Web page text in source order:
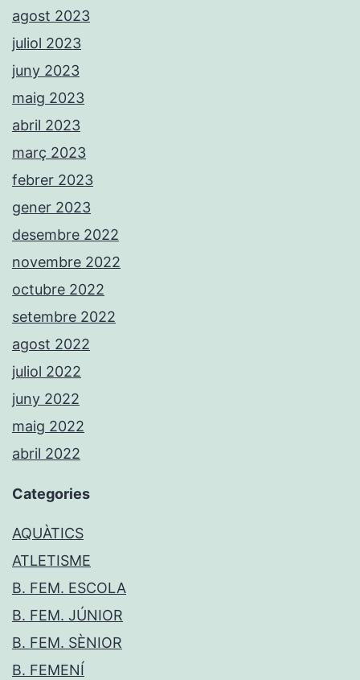
agost 2023
juliol 2023
juny 2023
maig 2023
abril 2023
març 2023
febrer 2023
gener 2023
desembre 2022
novembre 2022
octubre 2022
setembre 2022
agost 2022
juliol 2022
juny 2022
maig 2022
abril 2022
Categories
AQUÀTICS
ATLETISME
B. FEM. ESCOLA
B. FEM. JÚNIOR
B. FEM. SÈNIOR
B. FEMENÍ